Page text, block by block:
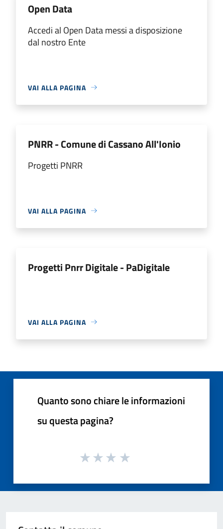
Open Data
Accedi al Open Data messi a disposizione
dal nostro Ente
VAI ALLA PAGINA
PNRR - Comune di Cassano All'Ionio
Progetti PNRR
VAI ALLA PAGINA
Progetti Pnrr Digitale - PaDigitale
VAI ALLA PAGINA
Quanto sono chiare le informazioni
su questa pagina?